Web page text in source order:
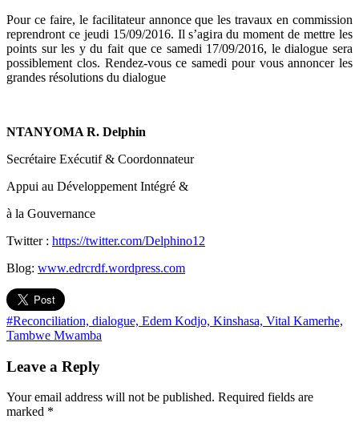
Pour ce faire, le facilitateur annonce que les travaux en commission
reprendront ce jeudi 15/09/2016. Il s’agira du moment de mettre les
points sur les y du fait que ce samedi 17/09/2016, le dialogue sera
possiblement clos. Rendez-vous ce samedi pour vous annoncer les
grandes résolutions du dialogue
NTANYOMA R. Delphin
Secrétaire Exécutif & Coordonnateur
Appui au Développement Intégré &
à la Gouvernance
Twitter : https://twitter.com/Delphino12
Blog: www.edrcrdf.wordpress.com
#Reconciliation, dialogue, Edem Kodjo, Kinshasa, Vital Kamerhe,
Tambwe Mwamba
Leave a Reply
Your email address will not be published. Required fields are
marked *